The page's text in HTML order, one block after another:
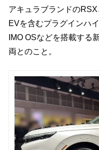
アキュラブランドのRSX
EVを含むプラグインハ
IMO OSなどを搭載する
両とのこと。